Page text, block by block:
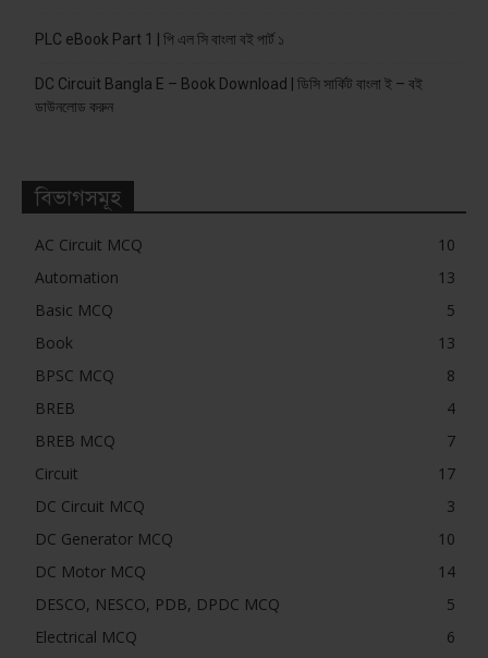
PLC eBook Part 1 | পি এল সি বাংলা বই পার্ট ১
DC Circuit Bangla E – Book Download | ডিসি সার্কিট বাংলা ই – বই
ডাউনলোড করুন
বিভাগসমূহ
AC Circuit MCQ
10
Automation
13
Basic MCQ
5
Book
13
BPSC MCQ
8
BREB
4
BREB MCQ
7
Circuit
17
DC Circuit MCQ
3
DC Generator MCQ
10
DC Motor MCQ
14
DESCO, NESCO, PDB, DPDC MCQ
5
Electrical MCQ
6